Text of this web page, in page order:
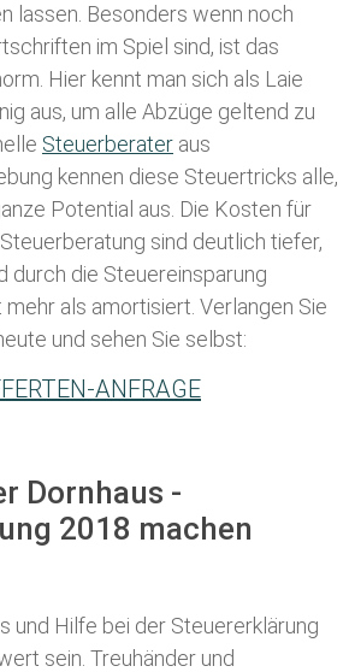
lassen . Besonders wenn noch
im Spiel sind, ist das
Hier kennt man sich als Laie
aus, um alle Abzüge geltend zu
Steuerberater aus
kennen diese Steuertricks alle,
Potential aus. Die Kosten für
sind deutlich tiefer,
durch die Steuereinsparung
als amortisiert. Verlangen Sie
und sehen Sie selbst:
ANFRAGE
Dornhaus -
2018 machen
und Hilfe bei der Steuererklärung
sein. Treuhänder und